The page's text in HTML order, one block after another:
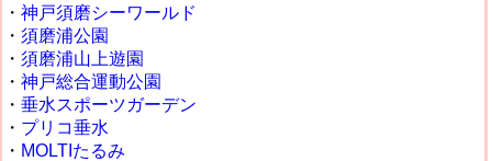
・ 神戸須磨シーワールド
・ 須磨浦公園
・ 須磨浦山上遊園
・ 神戸総合運動公園
・ 垂水スポーツガーデン
・ プリコ垂水
・ MOLTIたるみ